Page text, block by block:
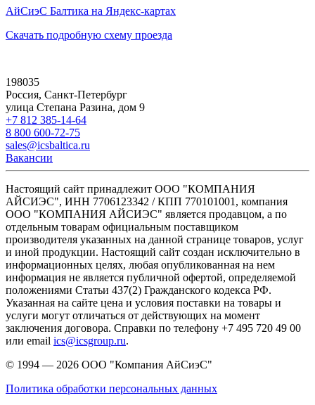
АйСиэС Балтика на Яндекс-картах
Скачать подробную схему проезда
198035
Россия, Санкт-Петербург
улица Степана Разина, дом 9
+7 812 385-14-64
8 800 600-72-75
sales@icsbaltica.ru
Вакансии
Настоящий сайт принадлежит ООО "КОМПАНИЯ
АЙСИЭС", ИНН 7706123342 / КПП 770101001, компания
ООО "КОМПАНИЯ АЙСИЭС" является продавцом, а по
отдельным товарам официальным поставщиком
производителя указанных на данной странице товаров, услуг
и иной продукции. Настоящий сайт создан исключительно в
информационных целях, любая опубликованная на нем
информация не является публичной офертой, определяемой
положениями Статьи 437(2) Гражданского кодекса РФ.
Указанная на сайте цена и условия поставки на товары и
услуги могут отличаться от действующих на момент
заключения договора. Справки по телефону +7 495 720 49 00
или email ics@icsgroup.ru.
© 1994 — 2026 ООО "Компания АйСиэС"
Политика обработки персональных данных